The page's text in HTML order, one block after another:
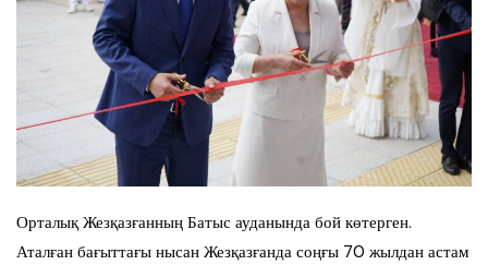
Орталық Жезқазғанның Батыс ауданында бой көтерген.
Аталған бағыттағы нысан Жезқазғанда соңғы 70 жылдан астам